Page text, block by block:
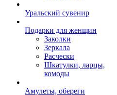
Уральский сувенир
Подарки для женщин
Заколки
Зеркала
Расчески
Шкатулки, ларцы,
комоды
Амулеты, обереги